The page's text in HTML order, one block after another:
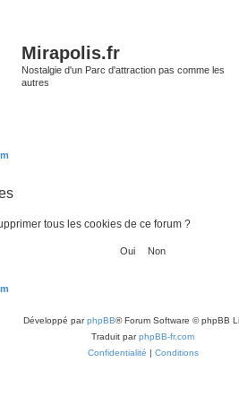
Mirapolis.fr
Nostalgie d'un Parc d'attraction pas comme les
autres
tous les cookies de ce forum ?
Développé parphpBB® Forum Software © phpBB
Traduit parphpBB-fr.com
Confidentialité | Conditions